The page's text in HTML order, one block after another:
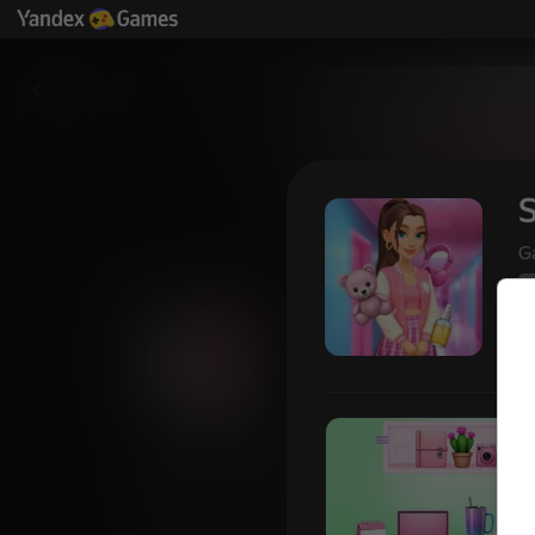
Sırala ve Stilini Yarat: Okula
3,6